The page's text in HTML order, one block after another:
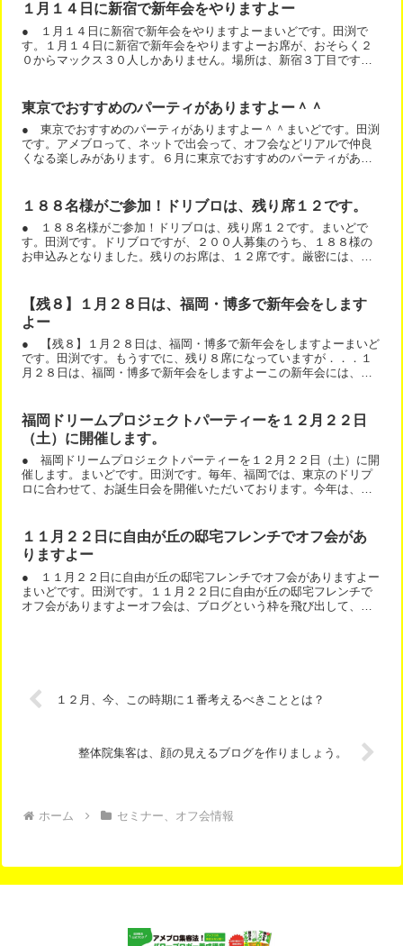
１月１４日に新宿で新年会をやりますよー
● １月１４日に新宿で新年会をやりますよーまいどです。田渕で
す。１月１４日に新宿で新年会をやりますよーお席が、おそらく２
０からマックス３０人しかありません。場所は、新宿３丁目です。
東京でおすすめのパーティがありますよー＾＾
● 東京でおすすめのパーティがありますよー＾＾まいどです。田渕
です。アメブロって、ネットで出会って、オフ会などリアルで仲良
くなる楽しみがあります。６月に東京でおすすめのパーティがあり
１８８名様がご参加！ドリブロは、残り席１２です。
● １８８名様がご参加！ドリブロは、残り席１２です。まいどで
す。田渕です。ドリブロですが、２００人募集のうち、１８８様の
お申込みとなりました。残りのお席は、１２席です。厳密には、２
【残８】１月２８日は、福岡・博多で新年会をします
よー
● 【残８】１月２８日は、福岡・博多で新年会をしますよーまいど
です。田渕です。もうすでに、残り８席になっていますが．．．１
月２８日は、福岡・博多で新年会をしますよーこの新年会には、私
福岡ドリームプロジェクトパーティーを１２月２２日
（土）に開催します。
● 福岡ドリームプロジェクトパーティーを１２月２２日（土）に開
催します。まいどです。田渕です。毎年、福岡では、東京のドリプ
ロに合わせて、お誕生日会を開催いただいております。今年は、名
１１月２２日に自由が丘の邸宅フレンチでオフ会があ
りますよー
● １１月２２日に自由が丘の邸宅フレンチでオフ会がありますよー
まいどです。田渕です。１１月２２日に自由が丘の邸宅フレンチで
オフ会がありますよーオフ会は、ブログという枠を飛び出して、多
１２月、今、この時期に１番考えるべきこととは？
整体院集客は、顔の見えるブログを作りましょう。
ホーム セミナー、オフ会情報